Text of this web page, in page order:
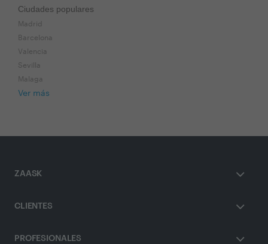
Ciudades populares
Madrid
Barcelona
Valencia
Sevilla
Malaga
Ver más
ZAASK
CLIENTES
PROFESIONALES